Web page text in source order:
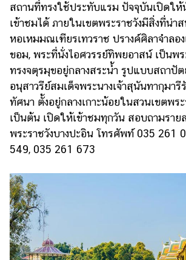
สถานที่ทรงใช้ประทับแรม ปัจจุบันเปิดให้
เข้าชมได้ ภายในเขตพระราชวังมีสิ่งที่น่า
หอเหมมณเฑียรเทวราช ปรางค์ศิลาจำลอ
ขอม, พระที่นั่งไอศวรรย์ทิพยอาสน์ เป็นพร
ทรงจตุรมุขอยู่กลางสระน้ำ รูปแบบสถาปั
อนุสาวรีย์สมเด็จพระนางเจ้าสุนันทากุมา
ทัศนา ตั้งอยู่กลางเกาะน้อยในสวนเขตพร
เป็นต้น เปิดให้เข้าชมทุกวัน สอบถามราย
พระราชวังบางปะอิน โทรศัพท์ 035 261
549, 035 261 673